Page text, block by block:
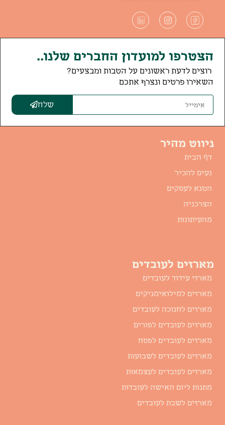
הצטרפו למועדון החברים שלנו..
רוצים לדעת ראשונים על הטבות ומבצעים?
השאירו פרטים ונצרף אתכם
שלח
ניווט מהיר
דף הבית
נעים להכיר
הטנא לעסקים
הצרכניה
מהעיתונות
מארזים לעובדים
מארזי עידוד לעובדים
מארזים למילואימניקים
מארזים לחנוכה לעובדים
מארזים לעובדים לפורים
מארזים לעובדים לפסח
מארזים לעובדים לשבועות
מארזים לעובדים לעצמאות
מתנות ליום האישה לעובדות
מארזים לשבת לעובדים